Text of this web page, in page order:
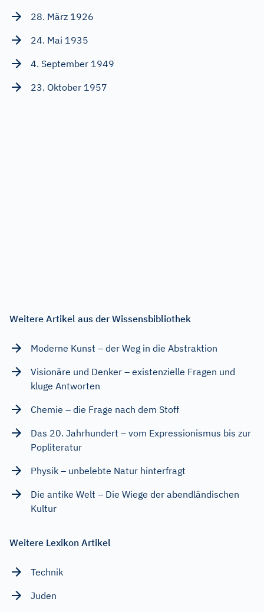
28. März 1926
24. Mai 1935
4. September 1949
23. Oktober 1957
Weitere Artikel aus der Wissensbibliothek
Moderne Kunst – der Weg in die Abstraktion
Visionäre und Denker – existenzielle Fragen und
kluge Antworten
Chemie – die Frage nach dem Stoff
Das 20. Jahrhundert – vom Expressionismus bis zur
Popliteratur
Physik – unbelebte Natur hinterfragt
Die antike Welt – Die Wiege der abendländischen
Kultur
Weitere Lexikon Artikel
Technik
Juden